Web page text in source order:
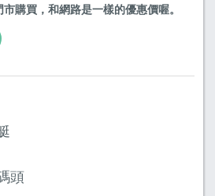
購買，和網路是一樣的優惠價喔。
頭